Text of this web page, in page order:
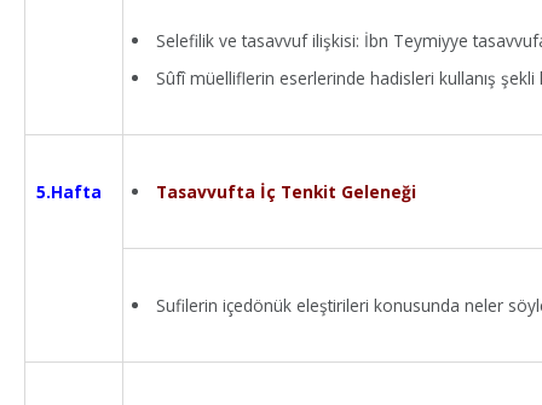
Selefilik ve tasavvuf ilişkisi: İbn Teymiyye tasavvufa
Sûfî müelliflerin eserlerinde hadisleri kullanış şekli
5.Hafta Tasavvufta İç Tenkit Geleneği
Sufilerin içedönük eleştirileri konusunda neler